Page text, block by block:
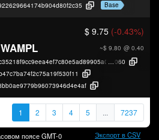
Base
$ 9.75 (-0.43%)
~$ 9.80 @ 0.40
060
1 2 3 4 5 ... 7237
поясеGMT-0 Экспорт в CSV